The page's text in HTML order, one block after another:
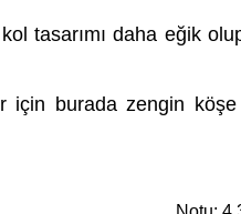
tasarımı daha eğik
için burada zengin